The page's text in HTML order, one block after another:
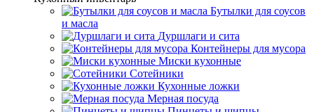
Бутылки для соусов
и масла
Дуршлаги и сита
Контейнеры для мусора
Миски кухонные
Сотейники
Кухонные ложки
Мерная посуда